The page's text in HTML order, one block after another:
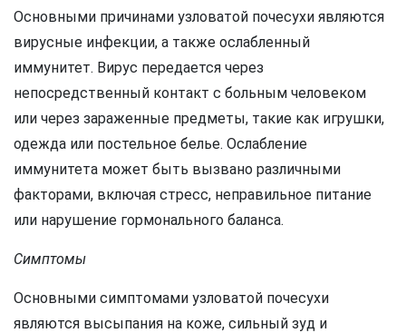
Основными причинами узловатой почесухи являются
вирусные инфекции, а также ослабленный
иммунитет. Вирус передается через
непосредственный контакт с больным человеком
или через зараженные предметы, такие как игрушки,
одежда или постельное белье. Ослабление
иммунитета может быть вызвано различными
факторами, включая стресс, неправильное питание
или нарушение гормонального баланса.
Симптомы
Основными симптомами узловатой почесухи
являются высыпания на коже, сильный зуд и